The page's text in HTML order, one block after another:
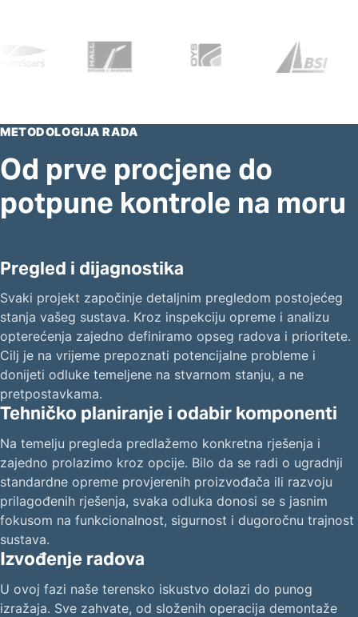
METODOLOGIJA RADA
Od prve procjene do
potpune kontrole na moru
Pregled i dijagnostika
Svaki projekt započinje detaljnim pregledom postojećeg
stanja vašeg sustava. Kroz inspekciju opreme i analizu
opterećenja zajedno definiramo opseg radova i prioritete.
Cilj je na vrijeme prepoznati potencijalne probleme i
donijeti odluke temeljene na stvarnom stanju, a ne
pretpostavkama.
Tehničko planiranje i odabir komponenti
Na temelju pregleda predlažemo konkretna rješenja i
zajedno prolazimo kroz opcije. Bilo da se radi o ugradnji
standardne opreme provjerenih proizvođača ili razvoju
prilagođenih rješenja, svaka odluka donosi se s jasnim
fokusom na funkcionalnost, sigurnost i dugoročnu trajnost
sustava.
Izvođenje radova
U ovoj fazi naše terensko iskustvo dolazi do punog
izražaja. Sve zahvate, od složenih operacija demontaže